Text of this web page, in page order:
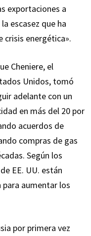
exportaciones a
escasez que ha
crisis energética».
Cheniere, el
Unidos, tomó
adelante con un
en más del 20 por
acuerdos de
compras de gas
Según los
EE. UU. están
aumentar los
por primera vez